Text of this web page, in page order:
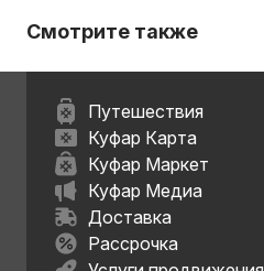
Смотрите также
Путешествия
Куфар Карта
Куфар Маркет
Куфар Медиа
Доставка
Рассрочка